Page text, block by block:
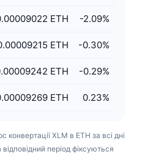
ETH -2.09%
ETH -0.30%
ETH -0.29%
ETH 0.23%
XLM в ETH за всі дні
період фіксуються